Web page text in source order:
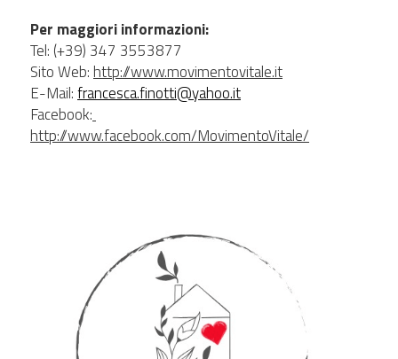
Per maggiori informazioni:
Tel: (+39) 347 3553877
Sito Web: http://www.movimentovitale.it
E-Mail: francesca.finotti@yahoo.it
Facebook:
http://www.facebook.com/MovimentoVitale/